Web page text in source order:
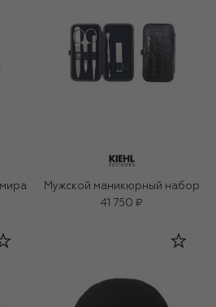
Мужской маникюрный набор
41 750 ₽